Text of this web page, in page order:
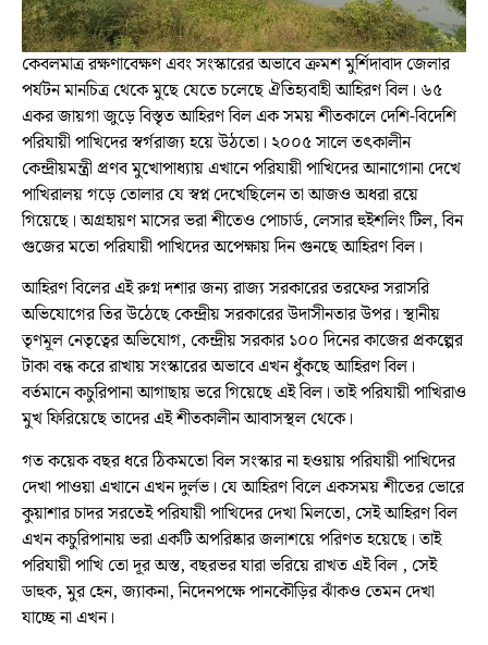
কেবলমাত্র রক্ষণাবেক্ষণ এবং সংস্কারের অভাবে ক্রমশ মুর্শিদাবাদ জেলার
পর্যটন মানচিত্র থেকে মুছে যেতে চলেছে ঐতিহ্যবাহী আহিরণ বিল। ৬৫
একর জায়গা জুড়ে বিস্তৃত আহিরণ বিল এক সময় শীতকালে দেশি-বিদেশি
পরিযায়ী পাখিদের স্বর্গরাজ্য হয়ে উঠতো। ২০০৫ সালে তৎকালীন
কেন্দ্রীয়মন্ত্রী প্রণব মুখোপাধ্যায় এখানে পরিযায়ী পাখিদের আনাগোনা দেখে
পাখিরালয় গড়ে তোলার যে স্বপ্ন দেখেছিলেন তা আজও অধরা রয়ে
গিয়েছে। অগ্রহায়ণ মাসের ভরা শীতেও পোচার্ড, লেসার হুইশলিং টিল, বিন
গুজের মতো পরিযায়ী পাখিদের অপেক্ষায় দিন গুনছে আহিরণ বিল।
আহিরণ বিলের এই রুগ্ন দশার জন্য রাজ্য সরকারের তরফের সরাসরি
অভিযোগের তির উঠেছে কেন্দ্রীয় সরকারের উদাসীনতার উপর। স্থানীয়
তৃণমূল নেতৃত্বের অভিযোগ, কেন্দ্রীয় সরকার ১০০ দিনের কাজের প্রকল্পের
টাকা বন্ধ করে রাখায় সংস্কারের অভাবে এখন ধুঁকছে আহিরণ বিল।
বর্তমানে কচুরিপানা আগাছায় ভরে গিয়েছে এই বিল। তাই পরিযায়ী পাখিরাও
মুখ ফিরিয়েছে তাদের এই শীতকালীন আবাসস্থল থেকে।
গত কয়েক বছর ধরে ঠিকমতো বিল সংস্কার না হওয়ায় পরিযায়ী পাখিদের
দেখা পাওয়া এখানে এখন দুর্লভ। যে আহিরণ বিলে একসময় শীতের ভোরে
কুয়াশার চাদর সরতেই পরিযায়ী পাখিদের দেখা মিলতো, সেই আহিরণ বিল
এখন কচুরিপানায় ভরা একটি অপরিষ্কার জলাশয়ে পরিণত হয়েছে। তাই
পরিযায়ী পাখি তো দূর অস্ত, বছরভর যারা ভরিয়ে রাখত এই বিল , সেই
ডাহুক, মুর হেন, জ্যাকনা, নিদেনপক্ষে পানকৌড়ির ঝাঁকও তেমন দেখা
যাচ্ছে না এখন।